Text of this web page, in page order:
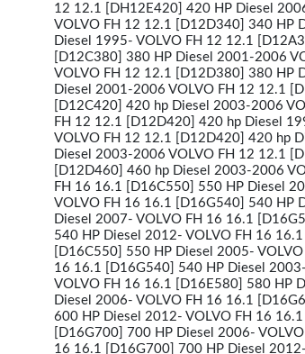
12 12.1 [DH12E420] 420 HP Diesel
VOLVO FH 12 12.1 [D12D340] 340 HP
Diesel 1995- VOLVO FH 12 12.1
[D12C380] 380 HP Diesel 2001-2006
VOLVO FH 12 12.1 [D12D380] 380 HP
Diesel 2001-2006 VOLVO FH 12 12.1
[D12C420] 420 hp Diesel 2003-2006
FH 12 12.1 [D12D420] 420 hp Diesel
VOLVO FH 12 12.1 [D12D420] 420 hp
Diesel 2003-2006 VOLVO FH 12 12.1
[D12D460] 460 hp Diesel 2003-2006
FH 16 16.1 [D16C550] 550 HP Diesel
VOLVO FH 16 16.1 [D16G540] 540 HP
Diesel 2007- VOLVO FH 16 16.1
540 HP Diesel 2012- VOLVO FH 16
[D16C550] 550 HP Diesel 2005-
16 16.1 [D16G540] 540 HP Diesel
VOLVO FH 16 16.1 [D16E580] 580 HP
Diesel 2006- VOLVO FH 16 16.1
600 HP Diesel 2012- VOLVO FH 16
[D16G700] 700 HP Diesel 2006-
16 16.1 [D16G700] 700 HP Diesel